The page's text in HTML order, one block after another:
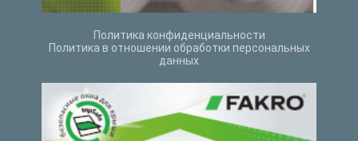
Политика конфиденциальности
Политика в отношении обработки персональных
данных